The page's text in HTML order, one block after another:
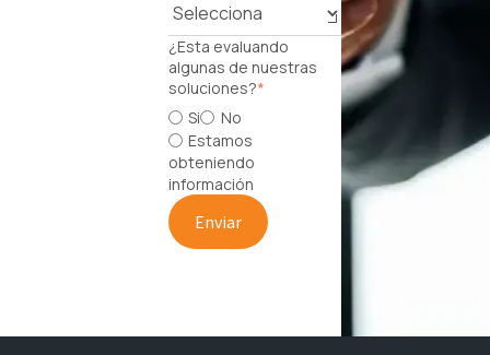
¿Esta evaluando
algunas de nuestras
soluciones?*
Si
No
Estamos
obteniendo
información